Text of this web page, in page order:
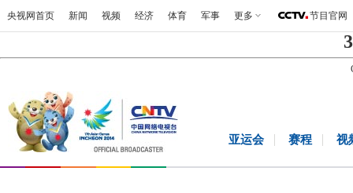
央视网首页 新闻 视频 经济 体育 军事 更多 节目官网
亚运会 赛程 视